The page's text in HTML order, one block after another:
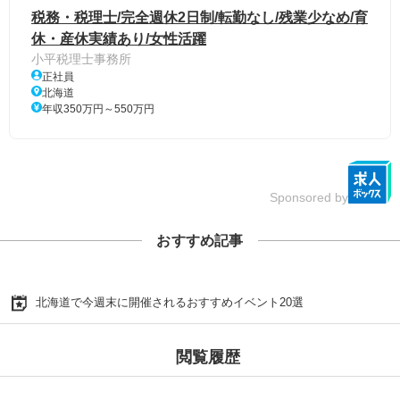
税務・税理士/完全週休2日制/転勤なし/残業少なめ/育
休・産休実績あり/女性活躍
小平税理士事務所
正社員
北海道
年収350万円～550万円
Sponsored by
おすすめ記事
北海道で今週末に開催されるおすすめイベント20選
閲覧履歴